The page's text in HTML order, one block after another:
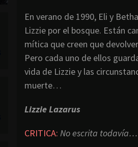
En verano de 1990, Eli y
Lizzie por el bosque. Están
mítica que creen que
Pero cada uno de ellos
vida de Lizzie y las
muerte…
Lizzie Lazarus
CRITICA: No escrita todavía…